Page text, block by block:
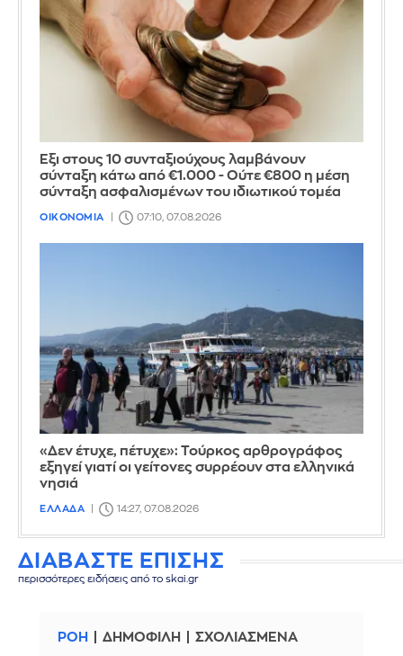
Έξι στους 10 συνταξιούχους λαμβάνουν
σύνταξη κάτω από €1.000 - Ούτε €800 η μέση
σύνταξη ασφαλισμένων του ιδιωτικού τομέα
ΟΙΚΟΝΟΜΙΑ 07:10, 07.08.2026
«Δεν έτυχε, πέτυχε»: Τούρκος αρθρογράφος
εξηγεί γιατί οι γείτονες συρρέουν στα ελληνικά
νησιά
ΕΛΛΑΔΑ 14:27, 07.08.2026
ΔΙΑΒΑΣΤΕ ΕΠΙΣΗΣ
περισσότερες ειδήσεις από το skai.gr
ΡΟΗ ΔΗΜΟΦΙΛΗ ΣΧΟΛΙΑΣΜΕΝΑ